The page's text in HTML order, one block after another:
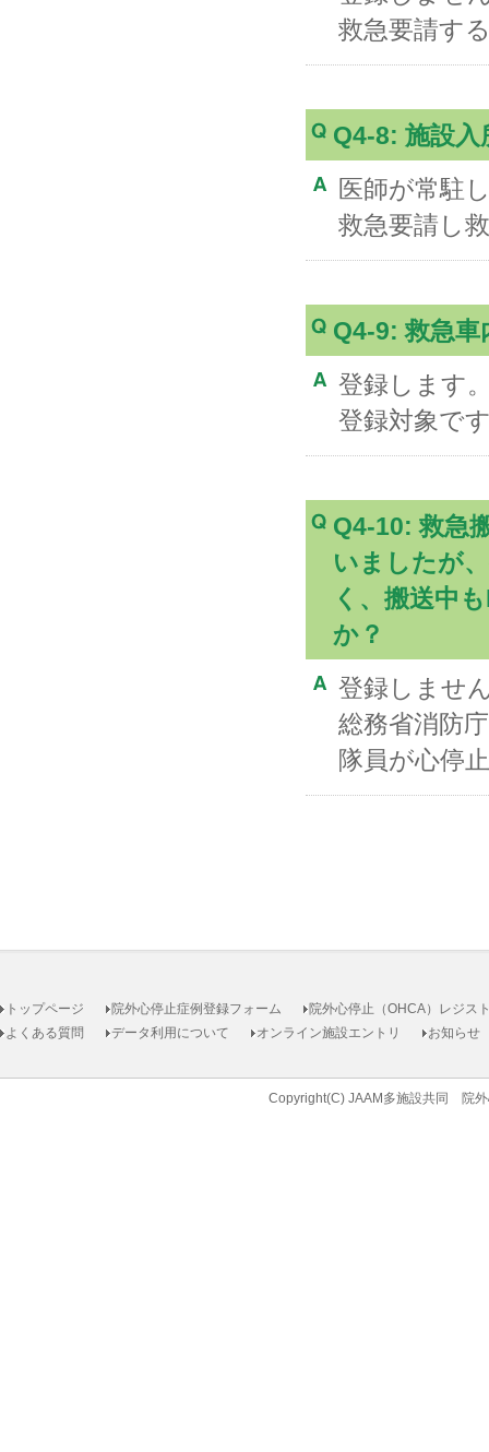
救急要請す
Q4-8: 施設
医師が常駐
救急要請し
Q4-9: 救急
登録します
登録対象で
Q4-10: 救急
いましたが
く、搬送中
か？
登録しませ
総務省消防
隊員が心停
トップページ 院外心停止症例登録フォーム
院外心停止（OHCA）レジス
よくある質問
データ利用について オンライン施設エントリ お知らせ
Copyright(C) JAAM多施設共同 院